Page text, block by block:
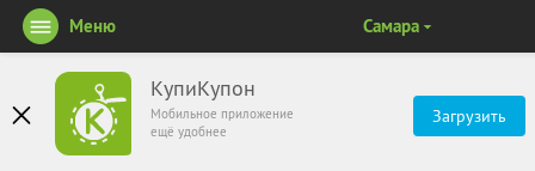
КупиКупон
Мобильное приложение
ещё удобнее
Загрузить
Меню Самара